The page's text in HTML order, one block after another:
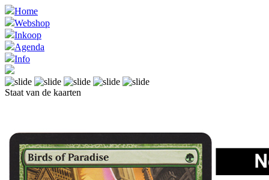
Home
Webshop
Inkoop
Agenda
Info
Staat van de kaarten